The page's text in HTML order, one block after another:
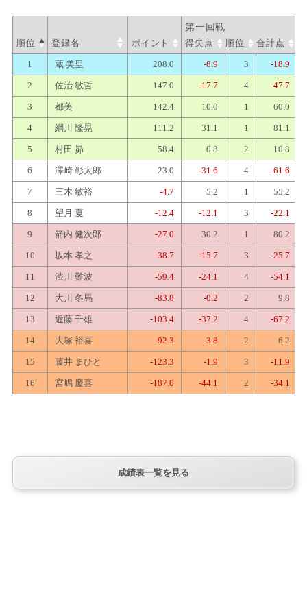
順位 登録名 ポイント 得失点 順位 合計点
1 蔵 美里 208.0 -8.9 3 -18.9
2 佐治 敏哲 147.0 -17.7 4 -47.7
3 都美 142.4 10.0 1 60.0
4 綱川 隆晃 111.2 31.1 1 81.1
5 村田 昴 58.4 0.8 2 10.8
6 澤崎 彰太郎 23.0 -31.6 4 -61.6
7 三木 敏裕 -4.7 5.2 1 55.2
8 望月 夏 -12.4 -12.1 3 -22.1
9 箭内 健次郎 -27.0 30.2 1 80.2
10 坂本 孝之 -38.7 -15.7 3 -25.7
11 渋川 難波 -59.4 -24.1 4 -54.1
12 大川 冬馬 -83.8 -0.2 2 9.8
13 近藤 千雄 -103.4 -37.2 4 -67.2
14 大塚 裕喜 -92.3 -3.8 2 6.2
15 藤井 まひと -123.3 -1.9 3 -11.9
16 宮嶋 慶喜 -187.0 -44.1 2 -34.1
成績表一覧を見る